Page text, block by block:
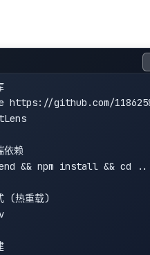
https://github.com/
依赖
&& npm install && cd ..
(热重载)